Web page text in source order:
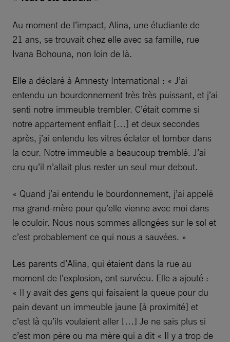
Au moment de l’impact, Alina, une étudiante de
21 ans, se trouvait chez elle avec sa famille, rue
Ivana Bohouna, non loin de là.
Elle a déclaré à Amnesty International : « J’ai
entendu un bourdonnement très très puissant, et j’ai
senti notre immeuble trembler. C’était comme si
notre appartement enflait […] et deux secondes
après, j’ai entendu les vitres éclater et tomber dans
la cour. Notre immeuble a beaucoup tremblé. J’ai
cru qu’il n’allait plus rester un seul mur debout.
« Quand j’ai entendu le bourdonnement, j’ai appelé
ma grand-mère pour qu’elle vienne avec moi dans
le couloir. Nous nous sommes allongées sur le sol et
c’est probablement ce qui nous a sauvées. »
Les parents d’Alina, qui étaient dans la rue au
moment de l’explosion, ont survécu. Elle a ajouté :
« Il y avait des gens qui faisaient la queue pour du
pain devant un immeuble jaune [à proximité] et
c’est là qu’ils voulaient aller […] Je ne sais plus si
c’est mon père ou ma mère qui a dit « Il y a trop de